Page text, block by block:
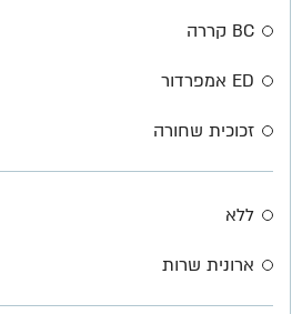
BC קררה
ED אמפרדור
זכוכית שחורה
ללא
ארונית שרות